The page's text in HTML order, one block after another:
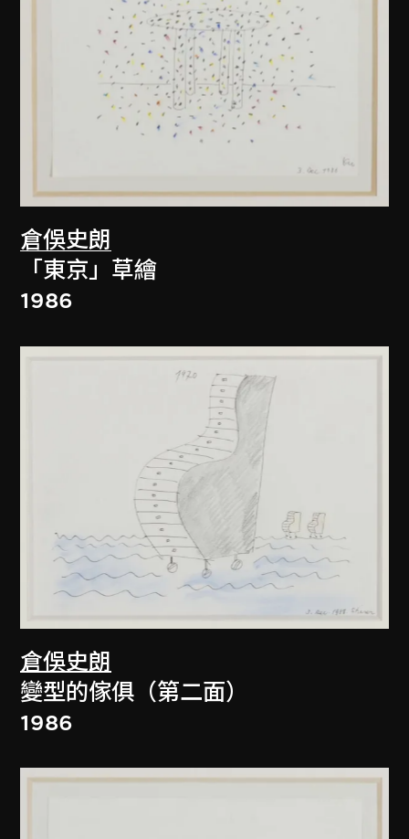
倉俁史朗
「東京」草繪
1986
倉俁史朗
變型的傢俱（第二面）
1986